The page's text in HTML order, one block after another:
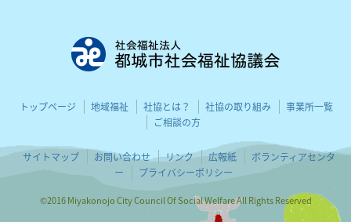
トップページ 地域福祉 社協とは？ 社協の取り組み
事業所一覧
ご相談の方
サイトマップ お問い合わせ リンク 広報紙
ボランティアセンタ
ー
プライバシーポリシー
©2016 Miyakonojo City Council Of Social Welfare All Rights Reserved